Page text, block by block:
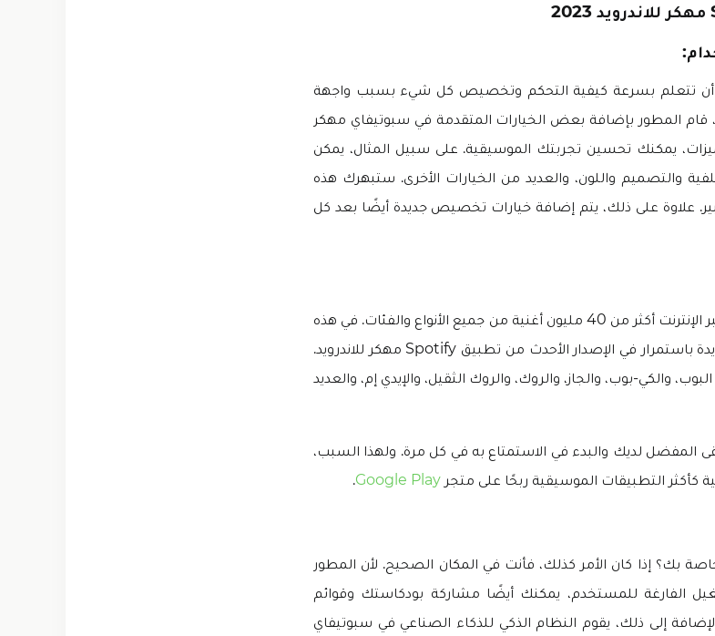
أن تتعلم بسرعة كيفية التحكم وتخصيص كل شيء بسبب واجهة
المطور بإضافة بعض الخيارات المتقدمة في سبوتيفاي مهكر
يمكنك تحسين تجربتك الموسيقية. على سبيل المثال، يمكن
والتصميم واللون، والعديد من الخيارات الأخرى. ستبهرك هذه
علاوة على ذلك، يتم إضافة خيارات تخصيص جديدة أيضًا بعد كل
يقدم هذا التطبيق الأول للموسيقى عبر الإنترنت أكثر من 40 مليون أغنية من جميع الأنواع والفئات. في هذه
الأثناء، يتم إضافة أغاني وألبومات جديدة باستمرار في الإصدار الأحدث من تطبيق Spotify مهكر للاندرويد.
والكي-بوب، والجاز، والروك، والروك الثقيل، والإيدي إم، والعديد
المفضل لديك والبدء في الاستمتاع به في كل مرة. ولهذا السبب،
كأكثر التطبيقات الموسيقية ربحًا على متجر Google Play
.
بك؟ إذا كان الأمر كذلك، فأنت في المكان الصحيح. لأن المطور
الفارغة للمستخدم، يمكنك أيضًا مشاركة بودكاستك وقوائم
إلى ذلك، يقوم النظام الذكي للذكاء الصناعي في سبوتيفاي